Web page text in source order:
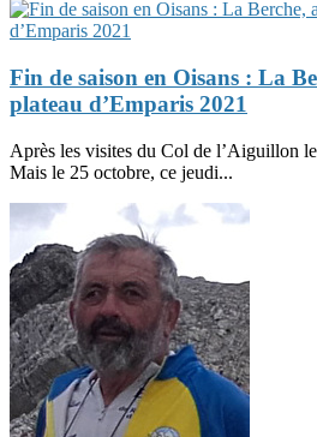
Fin de saison en Oisans : La
plateau d’Emparis 2021
Après les visites du Col de l’Aiguillon
Mais le 25 octobre, ce jeudi...